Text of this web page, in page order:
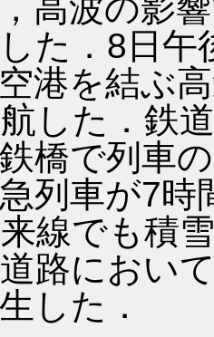
高波の影
た．8日
港を結ぶ
した．鉄
橋で列車
列車が7時
線でも積
路におい
した．